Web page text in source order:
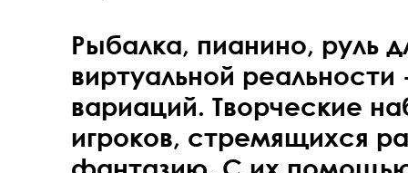
Рыбалка, пианино, руль
виртуальной реальности
вариаций. Творческие
игроков, стремящихся